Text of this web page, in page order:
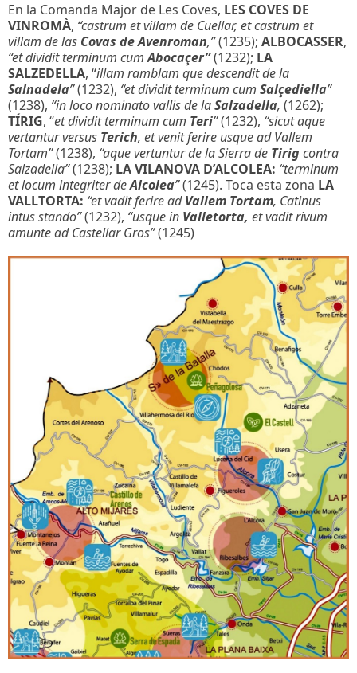
En la Comanda Major de Les Coves, LES COVES DE
VINROMÀ, “castrum et villam de Cuellar, et castrum et
villam de las Covas de Avenroman,”(1235); ALBOCASSER,
“et dividit terminum cumAbocaçer”(1232); LA
SALZEDELLA, “illam ramblam que descendit de la
Salnadela”(1232), “et dividit terminum cum Salçediella”
(1238), “in loco nominato vallis de laSalzadella, (1262);
TÍRIG, “et dividit terminum cum Teri”(1232), “sicut aque
vertantur versus Terich, et venit ferire usque ad Vallem
Tortam”(1238), “aque vertuntur de la Sierra de Tirigcontra
Salzadella”(1238); LA VILANOVA D’ALCOLEA: “terminum
et locum integriter deAlcolea”(1245). Toca esta zona LA
VALLTORTA: “et vadit ferire adVallem Tortam, Catinus
intus stando”(1232), “usque in Valletorta, et vadit rivum
amunte ad Castellar Gros”(1245)